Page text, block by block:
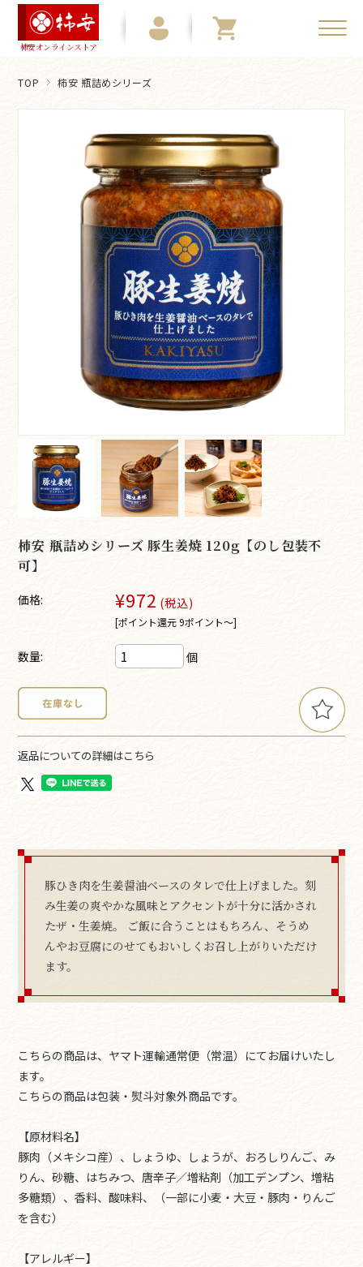
柿安オンラインストア
TOP 柿安 瓶詰めシリーズ
柿安 瓶詰めシリーズ 豚生姜焼 120g【のし包装不
可】
価格: ¥972 (税込)
[ポイント還元 9ポイント～]
数量: 個
返品についての詳細はこちら
豚ひき肉を生姜醤油ベースのタレで仕上げました。刻
み生姜の爽やかな風味とアクセントが十分に活かされ
たザ・生姜焼。 ご飯に合うことはもちろん、そうめ
んやお豆腐にのせてもおいしくお召し上がりいただけ
ます。
こちらの商品は、ヤマト運輸通常便（常温）にてお届けいたし
ます。
こちらの商品は包装・熨斗対象外商品です。
【原材料名】
豚肉（メキシコ産）、しょうゆ、しょうが、おろしりんご、み
りん、砂糖、はちみつ、唐辛子／増粘剤（加工デンプン、増粘
多糖類）、香料、酸味料、（一部に小麦・大豆・豚肉・りんご
を含む）
【アレルギー】